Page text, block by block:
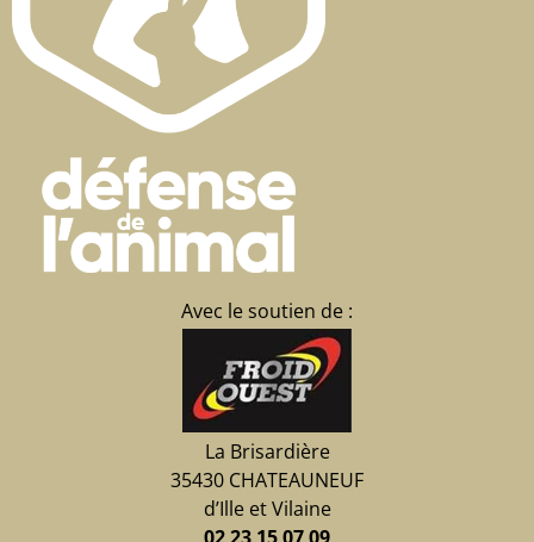
Avec le soutien de :
La Brisardière
35430 CHATEAUNEUF
d’Ille et Vilaine
02 23 15 07 09